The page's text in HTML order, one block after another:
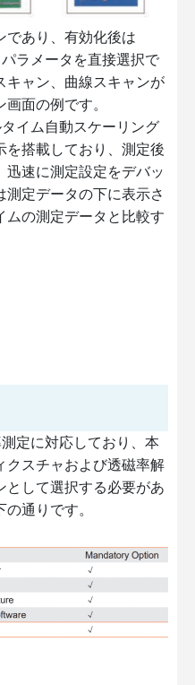
であり、有効化後は
ラメータを直接選択で
キャン、曲線スキャンが
面の例です。
イム自動スケーリング
を搭載しており、測定後
迅速に測定設定をデバッ
測定データの下に表示さ
ムの測定データと比較す
定に対応しており、本
クスチャおよび透磁率解
として選択する必要があ
通りです。